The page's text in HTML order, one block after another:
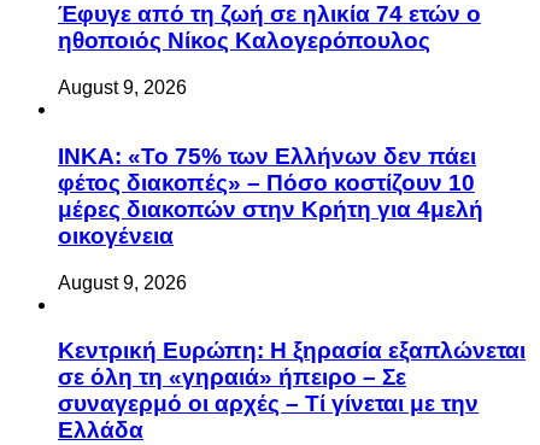
Έφυγε από τη ζωή σε ηλικία 74 ετών ο
ηθοποιός Νίκος Καλογερόπουλος
August 9, 2026
ΙΝΚΑ: «Το 75% των Ελλήνων δεν πάει
φέτος διακοπές» – Πόσο κοστίζουν 10
μέρες διακοπών στην Κρήτη για 4μελή
οικογένεια
August 9, 2026
Κεντρική Ευρώπη: Η ξηρασία εξαπλώνεται
σε όλη τη «γηραιά» ήπειρο – Σε
συναγερμό οι αρχές – Τί γίνεται με την
Ελλάδα